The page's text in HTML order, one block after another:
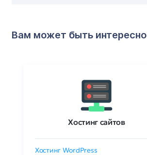
Вам может быть интересно
Хостинг сайтов
Хостинг WordPress